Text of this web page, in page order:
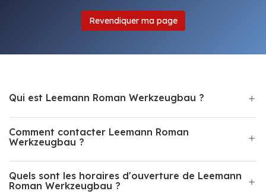
Revendiquer ma page
Qui est Leemann Roman Werkzeugbau ?
Comment contacter Leemann Roman
Werkzeugbau ?
Quels sont les horaires d'ouverture de Leemann
Roman Werkzeugbau ?